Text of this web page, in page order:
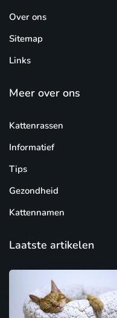
Over ons
Sitemap
Links
Meer over ons
Kattenrassen
Informatief
Tips
Gezondheid
Kattennamen
Laatste artikelen